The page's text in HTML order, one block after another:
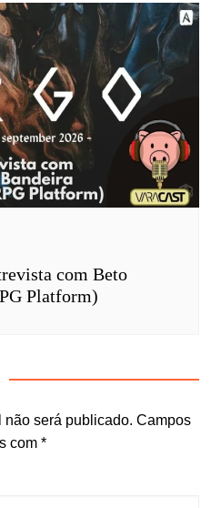
com Beto
Platform)
não será publicado. Campos
com *